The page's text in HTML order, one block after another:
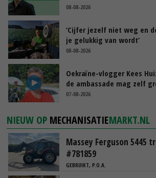
08-08-2026
‘Cijfer jezelf niet weg en
je gelukkig van wordt’
08-08-2026
Oekraïne-vlogger Kees
de ambassade mag zelf
07-08-2026
NIEUW OP MECHANISATIEMARKT.NL
Massey Ferguson 5445
#781859
GEBRUIKT, P.O.A.